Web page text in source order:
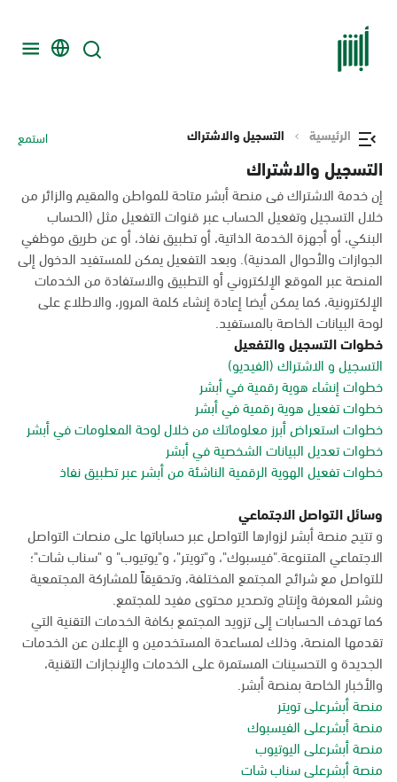
الرئيسية التسجيل والاشتراك استمع
التسجيل والاشتراك
إن خدمة الاشتراك فى منصة أبشر متاحة للمواطن والمقيم والزائر من
خلال التسجيل وتفعيل الحساب عبر قنوات التفعيل مثل (الحساب
البنكي، أو أجهزة الخدمة الذاتية، أو تطبيق نفاذ، أو عن طريق موظفي
الجوازات والأحوال المدنية). وبعد التفعيل يمكن للمستفيد الدخول إلى
المنصة عبر الموقع الإلكتروني أو التطبيق والاستفادة من الخدمات
الإلكترونية، كما يمكن أيضا إعادة إنشاء كلمة المرور، والاطلاع على
لوحة البيانات الخاصة بالمستفيد.
خطوات التسجيل والتفعيل
التسجيل و الاشتراك (الفيديو)
خطوات إنشاء هوية رقمية في أبشر
خطوات تفعيل هوية رقمية في أبشر
خطوات استعراض أبرز معلوماتك من خلال لوحة المعلومات في أبشر
خطوات تعديل البيانات الشخصية في أبشر
خطوات تفعيل الهوية الرقمية الناشئة من أبشر عبر تطبيق نفاذ
وسائل التواصل الاجتماعي
و تتيح منصة أبشر لزوارها التواصل عبر حساباتها على منصات التواصل
الاجتماعي المتنوعة."فيسبوك"، و"تويتر"، و"يوتيوب" و "سناب شات"؛
للتواصل مع شرائح المجتمع المختلفة، وتحقيقاً للمشاركة المجتمعية
ونشر المعرفة وإنتاج وتصدير محتوى مفيد للمجتمع.
كما تهدف الحسابات إلى تزويد المجتمع بكافة الخدمات التقنية التي
تقدمها المنصة، وذلك لمساعدة المستخدمين و الإعلان عن الخدمات
الجديدة و التحسينات المستمرة على الخدمات والإنجازات التقنية،
والأخبار الخاصة بمنصة أبشر.
منصة أبشرعلى تويتر
منصة أبشرعلى الفيسبوك
منصة أبشرعلى اليوتيوب
منصة أبشرعلى سناب شات